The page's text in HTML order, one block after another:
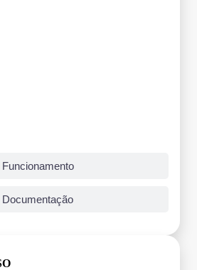
Funcionamento
Documentação